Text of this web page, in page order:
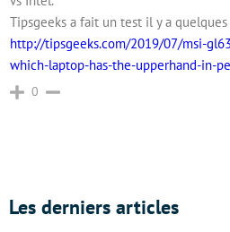
Tipsgeeks a fait un test il y a
http://tipsgeeks.com/2019/07/msi-
which-laptop-has-the-upperhand-in-
0
Les derniers articles